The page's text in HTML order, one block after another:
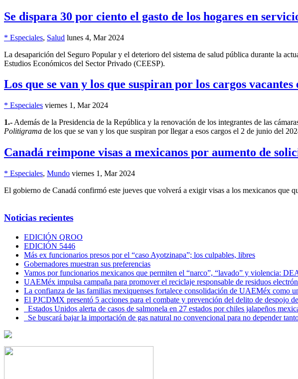
Se dispara 30 por ciento el gasto de los hogares en
* Especiales, Salud lunes 4, Mar 2024
La desaparición del Seguro Popular y el deterioro del sistema de salud pública durante la
Estudios Económicos del Sector Privado (CEESP).
Los que se van y los que suspiran por los cargos vacantes
* Especiales viernes 1, Mar 2024
1.- Además de la Presidencia de la República y la renovación de los integrantes de las
Politigrama de los que se van y los que suspiran por llegar a esos cargos el 2 de junio del
Canadá reimpone visas a mexicanos por aumento de
* Especiales, Mundo viernes 1, Mar 2024
El gobierno de Canadá confirmó este jueves que volverá a exigir visas a los mexicanos que
Noticias recientes
EDICIÓN QROO
EDICIÓN 5446
Más ex funcionarios presos por el “caso Ayotzinapa”; los culpables, libres
Gobernadores muestran sus preferencias
Vamos por funcionarios mexicanos que permiten el “narco”, “lavado” y violencia:
UAEMéx impulsa campaña para promover el reciclaje responsable de residuos
La confianza de las familias mexiquenses fortalece consolidación de UAEMéx como
El PJCDMX presentó 5 acciones para el combate y prevención del delito de despojo
Estados Unidos alerta de casos de salmonela en 27 estados por chiles jalapeños
Se buscará bajar la importación de gas natural no convencional para no depender